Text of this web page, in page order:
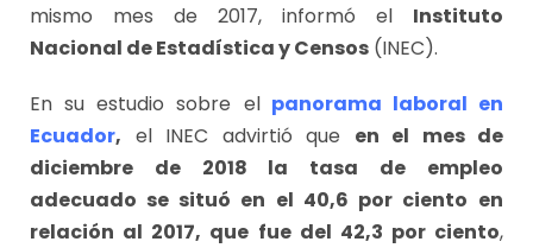
mismo mes de 2017, informó el Instituto
Nacional de Estadística y Censos (INEC).
En su estudio sobre el panorama laboral en
Ecuador, el INEC advirtió que en el mes de
diciembre de 2018 la tasa de empleo
adecuado se situó en el 40,6 por ciento en
relación al 2017, que fue del 42,3 por ciento,